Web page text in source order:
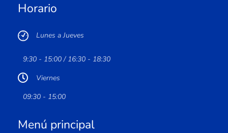
Horario
Lunes a Jueves
9:30 - 15:00 / 16:30 - 18:30
Viernes
09:30 - 15:00
Menú principal